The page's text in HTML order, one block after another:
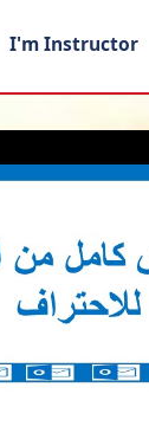
I'm Instructor